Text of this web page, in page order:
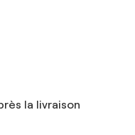
la livraison